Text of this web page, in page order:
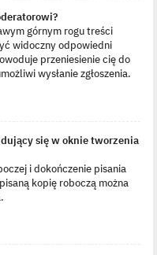
górnym rogu treści
widoczny odpowiedni
przeniesienie cię do
wysłanie zgłoszenia.
się w oknie tworzenia
i dokończenie pisania
kopię roboczą można